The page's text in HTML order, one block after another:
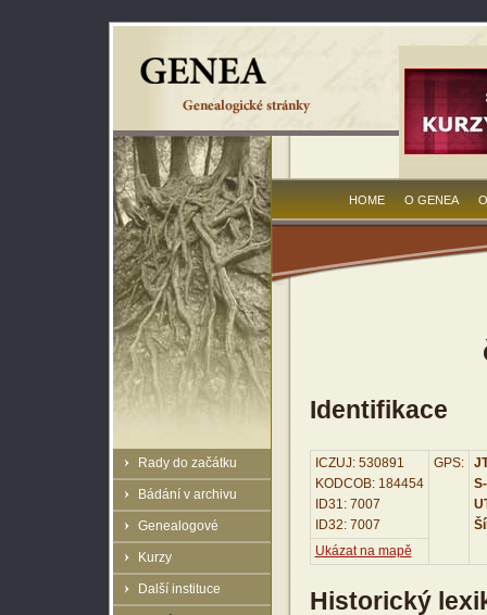
Rady do začátku
Bádání v archivu
Genealogové
Kurzy
Další instituce
HOME O GENEA
Identifikace
ICZUJ: 530891
KODCOB: 184454
ID31: 7007
ID32: 7007
GPS:
Ukázat na mapě
Historický